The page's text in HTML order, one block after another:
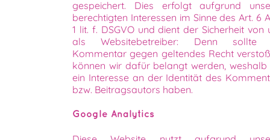
gespeichert. Dies erfolgt aufgrund
berechtigten Interessen im Sinne des Art. 6
1 lit. f. DSGVO und dient der Sicherheit von
als Websitebetreiber: Denn sollte
Kommentar gegen geltendes Recht
können wir dafür belangt werden, weshalb
ein Interesse an der Identität des
bzw. Beitragsautors haben.
Google Analytics